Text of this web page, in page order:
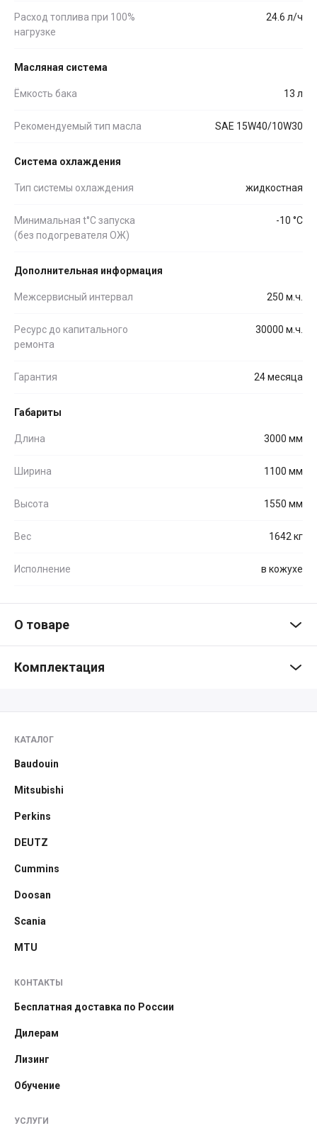
Расход топлива при 100%
нагрузке
24.6 л/ч
Масляная система
Ёмкость бака 13 л
Рекомендуемый тип масла SAE 15W40/10W30
Система охлаждения
Тип системы охлаждения жидкостная
Минимальная t°С запуска
(без подогревателя ОЖ)
-10 °С
Дополнительная информация
Межсервисный интервал 250 м.ч.
Ресурс до капитального
ремонта
30000 м.ч.
Гарантия 24 месяца
Габариты
Длина 3000 мм
Ширина 1100 мм
Высота 1550 мм
Вес 1642 кг
Исполнение в кожухе
О товаре
Комплектация
КАТАЛОГ
Baudouin
Mitsubishi
Perkins
DEUTZ
Cummins
Doosan
Scania
MTU
КОНТАКТЫ
Бесплатная доставка по России
Дилерам
Лизинг
Обучение
УСЛУГИ